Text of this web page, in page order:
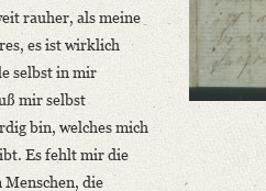
rauher, als meine
es ist wirklich
selbst in mir
mir selbst
bin, welches mich
Es fehlt mir die
die